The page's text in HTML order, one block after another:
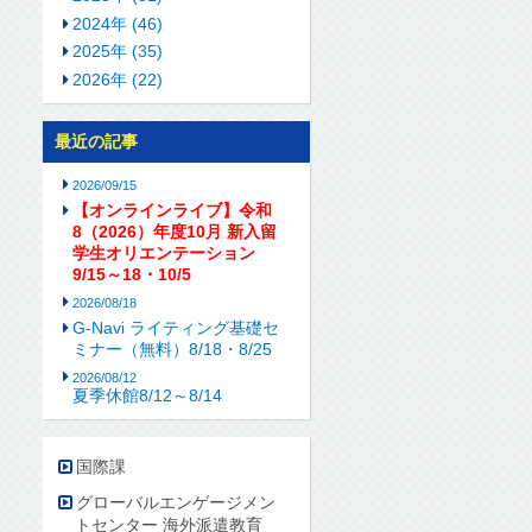
2024年 (46)
2025年 (35)
2026年 (22)
最近の記事
2026/09/15
【オンラインライブ】令和
8（2026）年度10月 新入留
学生オリエンテーション
9/15～18・10/5
2026/08/18
G-Navi ライティング基礎セ
ミナー（無料）8/18・8/25
2026/08/12
夏季休館8/12～8/14
国際課
グローバルエンゲージメン
トセンター 海外派遣教育